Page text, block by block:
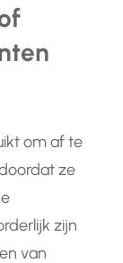
om af te
ze
zijn
van